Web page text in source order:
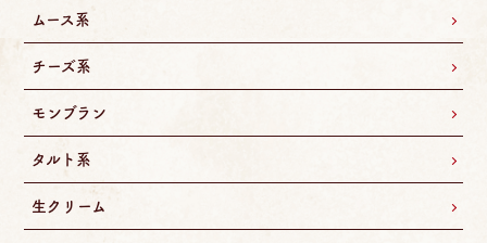
ムース系
チーズ系
モンブラン
タルト系
生クリーム